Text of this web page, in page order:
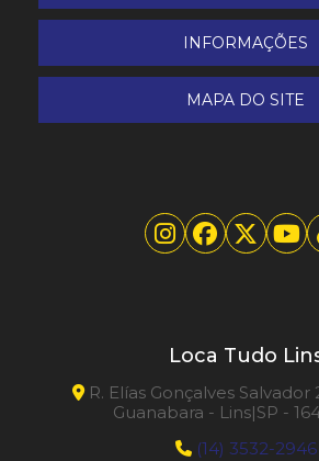
INFORMAÇÕES
MAPA DO SITE
Loca Tudo
R. Elías Gonçalves Salvador
Guanabara - Lins|SP -
(14) 3532-2946